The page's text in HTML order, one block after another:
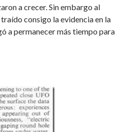
a crecer. Sin embargo al
consigo la evidencia en la
a permanecer más tiempo para